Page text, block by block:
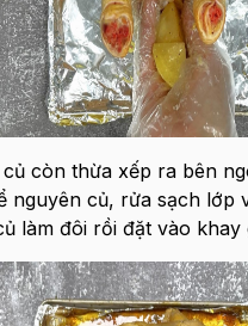
còn thừa xếp ra bên
nguyên củ, rửa sạch lớp
làm đôi rồi đặt vào khay